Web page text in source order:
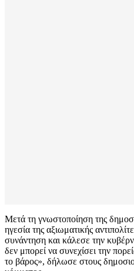
Μετά τη γνωστοποίηση της
ηγεσία της αξιωματικής
συνάντηση και κάλεσε την
δεν μπορεί να συνεχίσει την
το βάρος», δήλωσε στους